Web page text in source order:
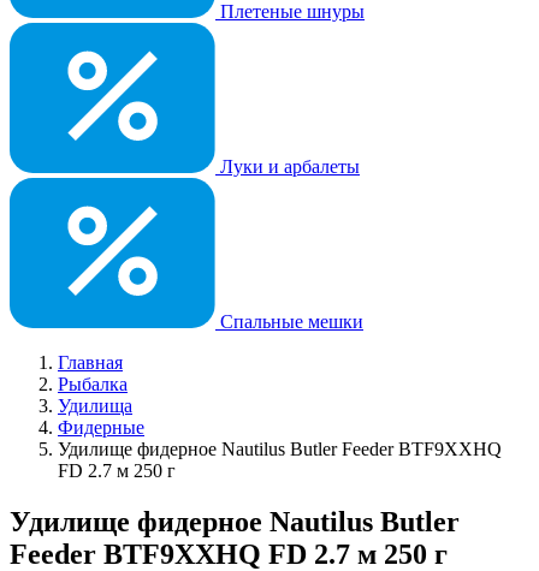
Плетеные шнуры
Луки и арбалеты
Спальные мешки
Главная
Рыбалка
Удилища
Фидерные
Удилище фидерное Nautilus Butler Feeder BTF9XXHQ
FD 2.7 м 250 г
Удилище фидерное Nautilus Butler
Feeder BTF9XXHQ FD 2.7 м 250 г